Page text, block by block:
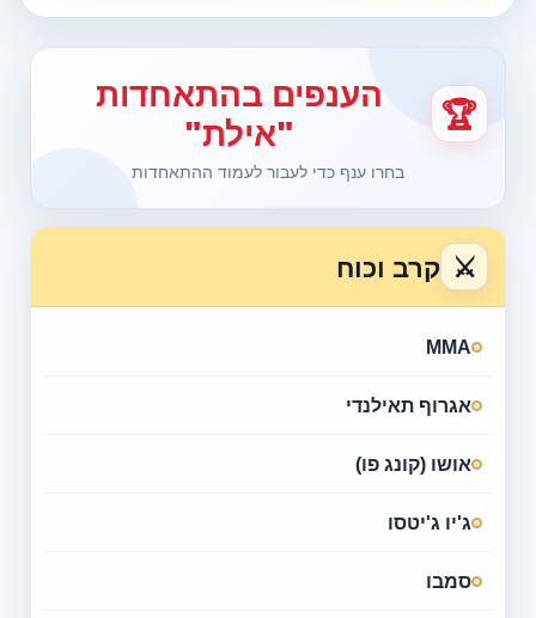
🏆
הענפים בהתאחדות
"אילת"
בחרו ענף כדי לעבור לעמוד ההתאחדות
⚔ קרב וכוח
MMA
אגרוף תאילנדי
אושו (קונג פו)
ג'יו ג'יטסו
סמבו